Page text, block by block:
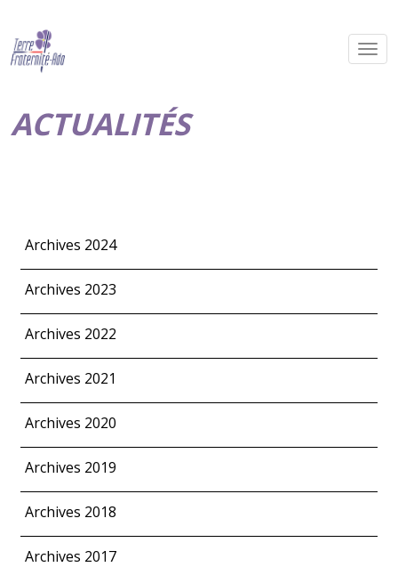
ACTUALITÉS
Archives 2024
Archives 2023
Archives 2022
Archives 2021
Archives 2020
Archives 2019
Archives 2018
Archives 2017